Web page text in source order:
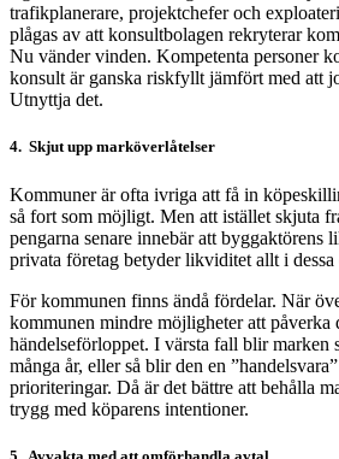
trafikplanerare, projektchefer och
plågas av att konsultbolagen rekryterar
Nu vänder vinden. Kompetenta personer
konsult är ganska riskfyllt jämfört med att
Utnyttja det.
4. Skjut upp marköverlåtelser
Kommuner är ofta ivriga att få in
så fort som möjligt. Men att istället skjuta
pengarna senare innebär att byggaktörens
privata företag betyder likviditet allt i dessa
För kommunen finns ändå fördelar. När
kommunen mindre möjligheter att påverka
händelseförloppet. I värsta fall blir marken
många år, eller så blir den en
prioriteringar. Då är det bättre att behålla
trygg med köparens intentioner.